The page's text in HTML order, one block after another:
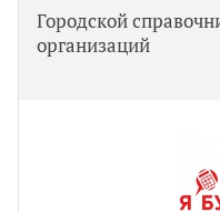
Городской
организаций